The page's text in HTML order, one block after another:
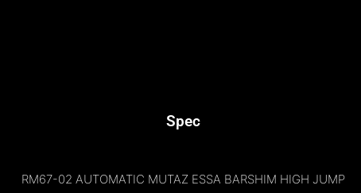
Spec
RM67-02 AUTOMATIC MUTAZ ESSA BARSHIM HIGH JUMP